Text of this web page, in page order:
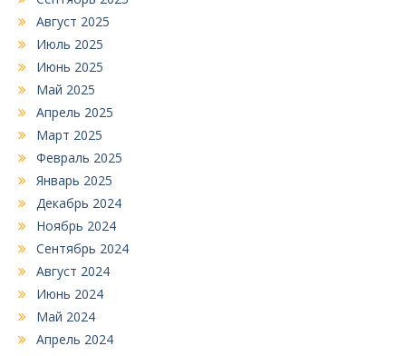
Август 2025
Июль 2025
Июнь 2025
Май 2025
Апрель 2025
Март 2025
Февраль 2025
Январь 2025
Декабрь 2024
Ноябрь 2024
Сентябрь 2024
Август 2024
Июнь 2024
Май 2024
Апрель 2024